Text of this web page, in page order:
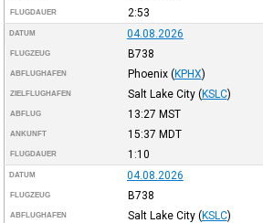
FLUGDAUER 2:53
DATUM 04.08.2026
FLUGZEUG B738
ABFLUGHAFEN Phoenix (KPHX)
ZIELFLUGHAFEN Salt Lake City (KSLC)
ABFLUG 13:27 MST
ANKUNFT 15:37 MDT
FLUGDAUER 1:10
DATUM 04.08.2026
FLUGZEUG B738
ABFLUGHAFEN Salt Lake City (KSLC)